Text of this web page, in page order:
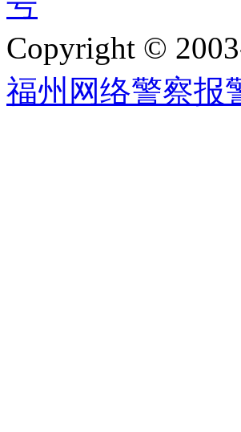
Copyright ©
福州网络警察报